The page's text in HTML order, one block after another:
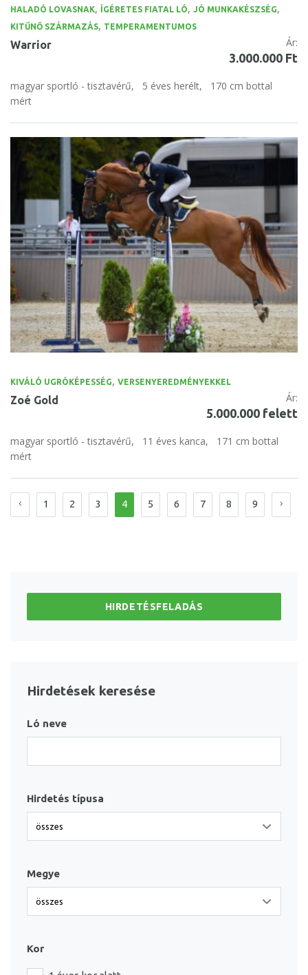
HALADÓ LOVASNAK, ÍGÉRETES FIATAL LÓ, JÓ MUNKAKÉSZSÉG,
KITŰNŐ SZÁRMAZÁS, TEMPERAMENTUMOS
Warrior Ár:
3.000.000 Ft
magyar sportló - tisztavérű, 5 éves herélt,
170 cm bottal
mért
KIVÁLÓ UGRÓKÉPESSÉG, VERSENYEREDMÉNYEKKEL
Zoé Gold Ár:
5.000.000 felett
magyar sportló - tisztavérű, 11 éves kanca,
171 cm bottal
mért
1 2 3 4 5 6 7 8 9
HIRDETÉSFELADÁS
Hirdetések keresése
Ló neve
Hirdetés típusa
Megye
Kor